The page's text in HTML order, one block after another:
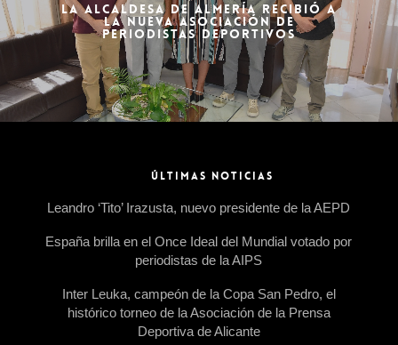
LA ALCALDESA DE ALMERÍA RECIBIÓ A
LA NUEVA ASOCIACIÓN DE
PERIODISTAS DEPORTIVOS
ÚLTIMAS NOTICIAS
Leandro ‘Tito’ Irazusta, nuevo presidente de la AEPD
España brilla en el Once Ideal del Mundial votado por
periodistas de la AIPS
Inter Leuka, campeón de la Copa San Pedro, el
histórico torneo de la Asociación de la Prensa
Deportiva de Alicante